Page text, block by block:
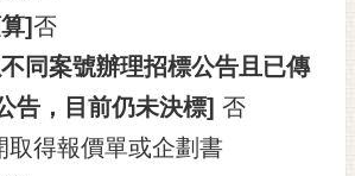
]否
同案號辦理招標公告且已傳
告，目前仍未決標] 否
取得報價單或企劃書